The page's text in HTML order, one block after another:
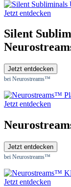
Jetzt entdecken
Silent
Jetzt entdecken
bei Neurostreams™
Jetzt entdecken
Jetzt entdecken
bei Neurostreams™
Jetzt entdecken